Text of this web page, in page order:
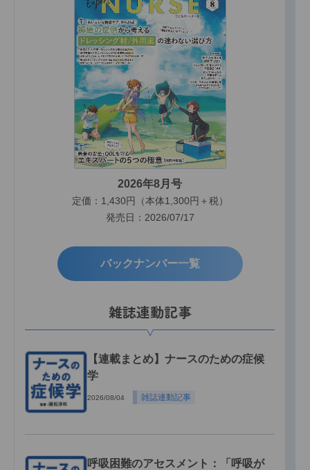
2026年8月号
定価：1,430円（本体1,300円＋税）
発売日：2026/07/17
バックナンバー一覧
雑誌連動記事
【連載まとめ】ナースのための症候
学
2026/08/04 雑誌連動記事
呼吸困難のアセスメント：「呼吸が